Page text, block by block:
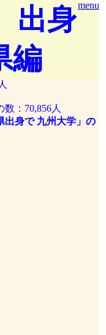
menu
出身
編
：70,856人
出身で 九州大学」の